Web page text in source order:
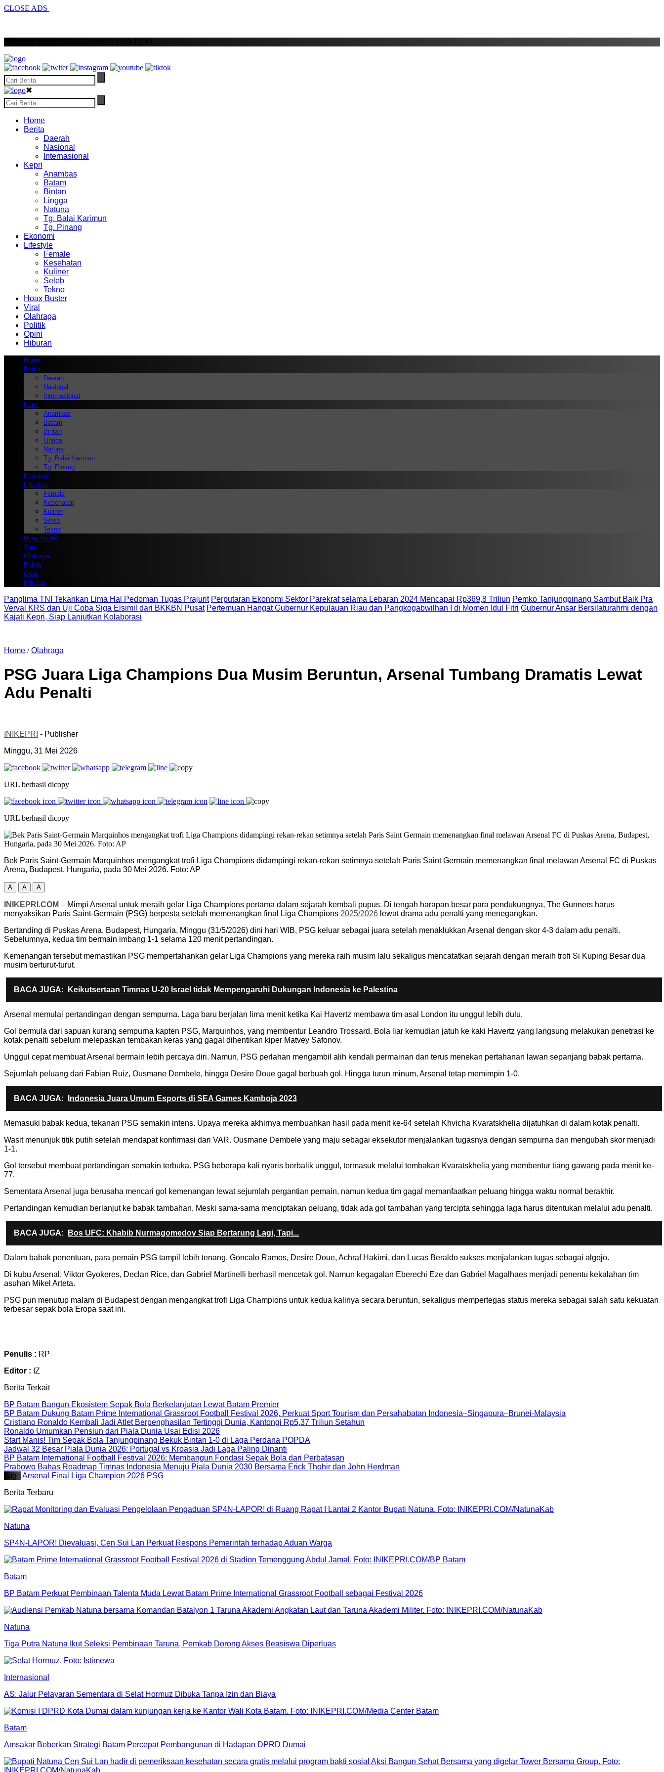
CLOSE ADS
✖
Home
Berita
Daerah
Nasional
Internasional
Kepri
Anambas
Batam
Bintan
Lingga
Natuna
Tg. Balai Karimun
Tg. Pinang
Ekonomi
Lifestyle
Female
Kesehatan
Kuliner
Seleb
Tekno
Hoax Buster
Viral
Olahraga
Politik
Opini
Hiburan
Home
Berita
Daerah
Nasional
Internasional
Kepri
Anambas
Batam
Bintan
Lingga
Natuna
Tg. Balai Karimun
Tg. Pinang
Ekonomi
Lifestyle
Female
Kesehatan
Kuliner
Seleb
Tekno
Hoax Buster
Viral
Olahraga
Politik
Opini
Hiburan
Panglima TNI Tekankan Lima Hal Pedoman Tugas Prajurit Perputaran Ekonomi Sektor Parekraf selama Lebaran 2024 Mencapai Rp369,8 Triliun Pemko Tanjungpinang Sambut Baik Pra
Verval KRS dan Uji Coba Siga Elsimil dari BKKBN Pusat Pertemuan Hangat Gubernur Kepulauan Riau dan Pangkogabwilhan I di Momen Idul Fitri Gubernur Ansar Bersilaturahmi dengan
Kajati Kepri, Siap Lanjutkan Kolaborasi
Home /Olahraga
PSG Juara Liga Champions Dua Musim Beruntun, Arsenal Tumbang Dramatis Lewat
Adu Penalti
INIKEPRI - Publisher
Minggu, 31 Mei 2026
URL berhasil dicopy
URL berhasil dicopy
Bek Paris Saint-Germain Marquinhos mengangkat trofi Liga Champions didampingi rekan-rekan setimnya setelah Paris Saint Germain memenangkan final melawan Arsenal FC di Puskas
Arena, Budapest, Hungaria, pada 30 Mei 2026. Foto: AP
A A A
INIKEPRI.COM – Mimpi Arsenal untuk meraih gelar Liga Champions pertama dalam sejarah kembali pupus. Di tengah harapan besar para pendukungnya, The Gunners harus
menyaksikan Paris Saint-Germain (PSG) berpesta setelah memenangkan final Liga Champions 2025/2026 lewat drama adu penalti yang menegangkan.
Bertanding di Puskas Arena, Budapest, Hungaria, Minggu (31/5/2026) dini hari WIB, PSG keluar sebagai juara setelah menaklukkan Arsenal dengan skor 4-3 dalam adu penalti.
Sebelumnya, kedua tim bermain imbang 1-1 selama 120 menit pertandingan.
Kemenangan tersebut memastikan PSG mempertahankan gelar Liga Champions yang mereka raih musim lalu sekaligus mencatatkan sejarah dengan meraih trofi Si Kuping Besar dua
musim berturut-turut.
BACA JUGA: Keikutsertaan Timnas U-20 Israel tidak Mempengaruhi Dukungan Indonesia ke Palestina
Arsenal memulai pertandingan dengan sempurna. Laga baru berjalan lima menit ketika Kai Havertz membawa tim asal London itu unggul lebih dulu.
Gol bermula dari sapuan kurang sempurna kapten PSG, Marquinhos, yang membentur Leandro Trossard. Bola liar kemudian jatuh ke kaki Havertz yang langsung melakukan penetrasi ke
kotak penalti sebelum melepaskan tembakan keras yang gagal dihentikan kiper Matvey Safonov.
Unggul cepat membuat Arsenal bermain lebih percaya diri. Namun, PSG perlahan mengambil alih kendali permainan dan terus menekan pertahanan lawan sepanjang babak pertama.
Sejumlah peluang dari Fabian Ruiz, Ousmane Dembele, hingga Desire Doue gagal berbuah gol. Hingga turun minum, Arsenal tetap memimpin 1-0.
BACA JUGA: Indonesia Juara Umum Esports di SEA Games Kamboja 2023
Memasuki babak kedua, tekanan PSG semakin intens. Upaya mereka akhirnya membuahkan hasil pada menit ke-64 setelah Khvicha Kvaratskhelia dijatuhkan di dalam kotak penalti.
Wasit menunjuk titik putih setelah mendapat konfirmasi dari VAR. Ousmane Dembele yang maju sebagai eksekutor menjalankan tugasnya dengan sempurna dan mengubah skor menjadi
1-1.
Gol tersebut membuat pertandingan semakin terbuka. PSG beberapa kali nyaris berbalik unggul, termasuk melalui tembakan Kvaratskhelia yang membentur tiang gawang pada menit ke-
77.
Sementara Arsenal juga berusaha mencari gol kemenangan lewat sejumlah pergantian pemain, namun kedua tim gagal memanfaatkan peluang hingga waktu normal berakhir.
Pertandingan kemudian berlanjut ke babak tambahan. Meski sama-sama menciptakan peluang, tidak ada gol tambahan yang tercipta sehingga laga harus ditentukan melalui adu penalti.
BACA JUGA: Bos UFC: Khabib Nurmagomedov Siap Bertarung Lagi, Tapi...
Dalam babak penentuan, para pemain PSG tampil lebih tenang. Goncalo Ramos, Desire Doue, Achraf Hakimi, dan Lucas Beraldo sukses menjalankan tugas sebagai algojo.
Di kubu Arsenal, Viktor Gyokeres, Declan Rice, dan Gabriel Martinelli berhasil mencetak gol. Namun kegagalan Eberechi Eze dan Gabriel Magalhaes menjadi penentu kekalahan tim
asuhan Mikel Arteta.
PSG pun menutup malam di Budapest dengan mengangkat trofi Liga Champions untuk kedua kalinya secara beruntun, sekaligus mempertegas status mereka sebagai salah satu kekuatan
terbesar sepak bola Eropa saat ini.
Penulis : RP
Editor : IZ
Berita Terkait
BP Batam Bangun Ekosistem Sepak Bola Berkelanjutan Lewat Batam Premier
BP Batam Dukung Batam Prime International Grassroot Football Festival 2026, Perkuat Sport Tourism dan Persahabatan Indonesia–Singapura–Brunei-Malaysia
Cristiano Ronaldo Kembali Jadi Atlet Berpenghasilan Tertinggi Dunia, Kantongi Rp5,37 Triliun Setahun
Ronaldo Umumkan Pensiun dari Piala Dunia Usai Edisi 2026
Start Manis! Tim Sepak Bola Tanjungpinang Bekuk Bintan 1-0 di Laga Perdana POPDA
Jadwal 32 Besar Piala Dunia 2026: Portugal vs Kroasia Jadi Laga Paling Dinanti
BP Batam International Football Festival 2026: Membangun Fondasi Sepak Bola dari Perbatasan
Prabowo Bahas Roadmap Timnas Indonesia Menuju Piala Dunia 2030 Bersama Erick Thohir dan John Herdman
Tag : Arsenal Final Liga Champion 2026 PSG
Berita Terbaru
Natuna
SP4N-LAPOR! Dievaluasi, Cen Sui Lan Perkuat Respons Pemerintah terhadap Aduan Warga
Batam
BP Batam Perkuat Pembinaan Talenta Muda Lewat Batam Prime International Grassroot Football sebagai Festival 2026
Natuna
Tiga Putra Natuna Ikut Seleksi Pembinaan Taruna, Pemkab Dorong Akses Beasiswa Diperluas
Internasional
AS: Jalur Pelayaran Sementara di Selat Hormuz Dibuka Tanpa Izin dan Biaya
Batam
Amsakar Beberkan Strategi Batam Percepat Pembangunan di Hadapan DPRD Dumai